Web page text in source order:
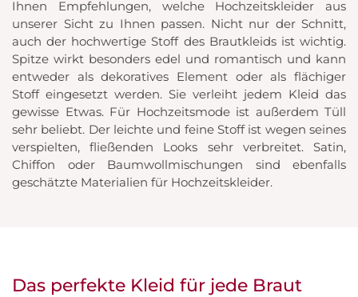
Ihnen Empfehlungen, welche Hochzeitskleider aus
unserer Sicht zu Ihnen passen. Nicht nur der Schnitt,
auch der hochwertige Stoff des Brautkleids ist wichtig.
Spitze wirkt besonders edel und romantisch und kann
entweder als dekoratives Element oder als flächiger
Stoff eingesetzt werden. Sie verleiht jedem Kleid das
gewisse Etwas. Für Hochzeitsmode ist außerdem Tüll
sehr beliebt. Der leichte und feine Stoff ist wegen seines
verspielten, fließenden Looks sehr verbreitet. Satin,
Chiffon oder Baumwollmischungen sind ebenfalls
geschätzte Materialien für Hochzeitskleider.
Das perfekte Kleid für jede Braut